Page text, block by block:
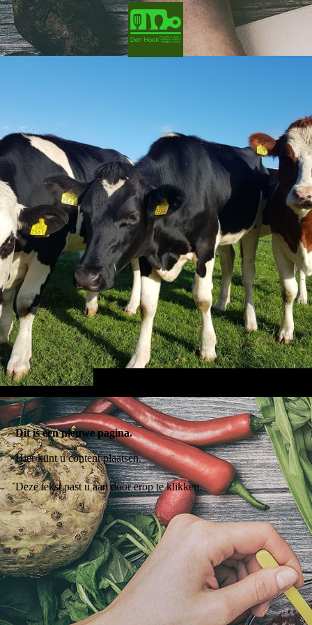
Dit is een nieuwe pagina.
Hier kunt u content plaatsen.
Deze tekst past u aan door erop te klikken.